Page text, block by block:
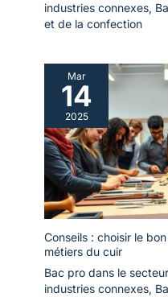
industries connexes,
et de la confection
Mar
14
2025
Conseils : choisir le
métiers du cuir
Bac pro dans le
industries connexes,